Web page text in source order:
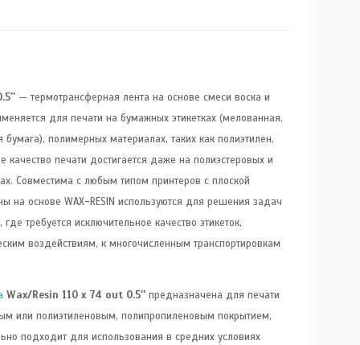
— термотрансферная лента на основе смеси воска и
для печати на бумажных этикетках (мелованная,
полимерных материалах, таких как полиэтилен,
качество печати достигается даже на полиэстеровых и
Совместима с любым типом принтеров с плоской
на основе WAX-RESIN используются для решения задач
требуется исключительное качество этикеток,
воздействиям, к многочисленным транспортировкам
Wax/Resin 110 x 74 out 0.5″ предназначена для печати
или полиэтиленовым, полипропиленовым покрытием,
подходит для использования в средних условиях